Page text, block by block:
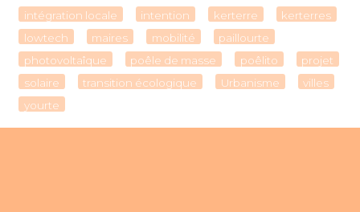
intégration locale
intention kerterre
kerterres
lowtech
maires mobilité
paillourte
photovoltaîque
poêle de masse poêlito
projet
solaire
transition écologique Urbanisme
villes
yourte